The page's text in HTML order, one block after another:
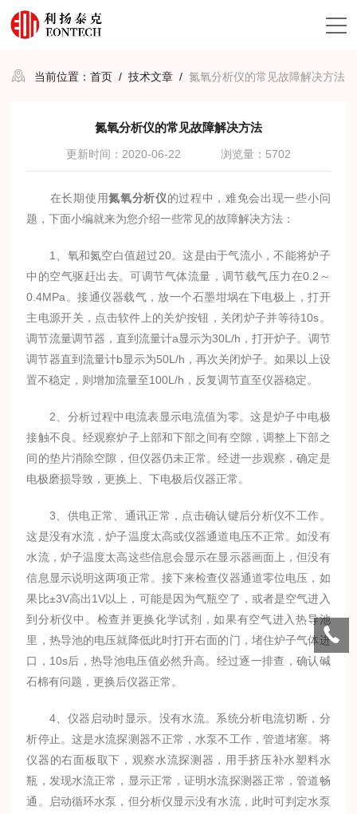
当前位置：首页 /技术文章 /氮氧分析仪的常见故障解决方法
氮氧分析仪的常见故障解决方法
更新时间：2020-06-22 浏览量：5702
在长期使用氮氧分析仪的过程中，难免会出现一些小问
题，下面小编就来为您介绍一些常见的故障解决方法：
1、氧和氮空白值超过20。这是由于气流小，不能将炉子
中的空气驱赶出去。可调节气体流量，调节载气压力在0.2～
0.4MPa。接通仪器载气，放一个石墨坩埚在下电极上，打开
主电源开关，点击软件上的关炉按钮，关闭炉子并等待10s。
调节流量调节器，直到流量计a显示为30L/h，打开炉子。调节
调节器直到流量计b显示为50L/h，再次关闭炉子。如果以上设
置不稳定，则增加流量至100L/h，反复调节直至仪器稳定。
2、分析过程中电流表显示电流值为零。这是炉子中电极
接触不良。经观察炉子上部和下部之间有空隙，调整上下部之
间的垫片消除空隙，但仪器仍未正常。经进一步观察，确定是
电极磨损导致，更换上、下电极后仪器正常。
3、供电正常、通讯正常，点击确认键后分析仪不工作。
这是没有水流，炉子温度太高或仪器通道电压不正常。如没有
水流，炉子温度太高这些信息会显示在显示器画面上，但没有
信息显示说明这两项正常。接下来检查仪器通道零位电压，如
果比±3V高出1V以上，可能是因为气瓶空了，或者是空气进入
到分析仪中。检查并更换化学试剂，如果有空气进入热导池
里，热导池的电压就降低此时打开右面的门，堵住炉子气体进
口，10s后，热导池电压值必然升高。经过逐一排查，确认碱
石棉有问题，更换后仪器正常。
4、仪器启动时显示。没有水流。系统分析电流切断，分
析停止。这是水流探测器不正常，水泵不工作，管道堵塞。将
仪器的右面板取下，观察水流探测器，用手挤压补水塑料水
瓶，发现水流正常，显示正常，证明水流探测器正常，管道畅
通。启动循环水泵，但分析仪显示没有水流，此时可判定水泵